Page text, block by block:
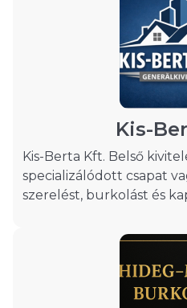
többrétegű faparketták,
valamint szőnyegek
fordítunk a minőségre, a
az esztétikus
alapanyagokkal
az adott helyiségKis-
Kis-Berta Kft. Belső kivitelezési munkákra
specializálódott csapat vagyunk.
szerelést, burkolást és
elvállalunk, azt